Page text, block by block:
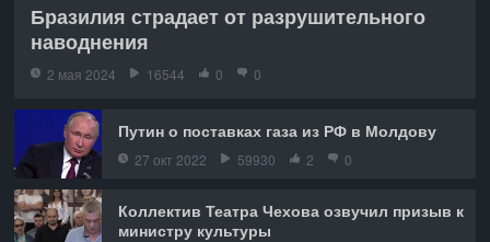
Бразилия страдает от разрушительного
наводнения
2 мая 2024 16544 0 0
Путин о поставках газа из РФ в Молдову
27 окт 2022 59930 2 0
Коллектив Театра Чехова озвучил призыв к
министру культуры